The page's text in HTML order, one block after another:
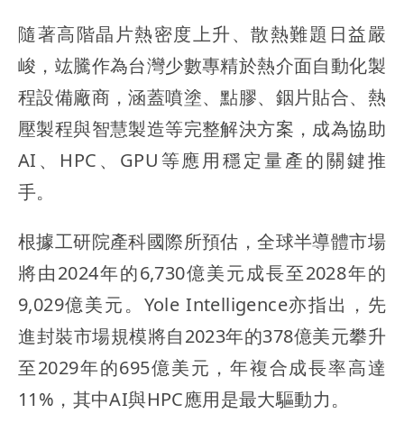
隨著高階晶片熱密度上升、散熱難題日益嚴
峻，竑騰作為台灣少數專精於熱介面自動化製
程設備廠商，涵蓋噴塗、點膠、銦片貼合、熱
壓製程與智慧製造等完整解決方案，成為協助
AI、HPC、GPU等應用穩定量產的關鍵推
手。
根據工研院產科國際所預估，全球半導體市場
將由2024年的6,730億美元成長至2028年的
9,029億美元。Yole Intelligence亦指出，先
進封裝市場規模將自2023年的378億美元攀升
至2029年的695億美元，年複合成長率高達
11%，其中AI與HPC應用是最大驅動力。